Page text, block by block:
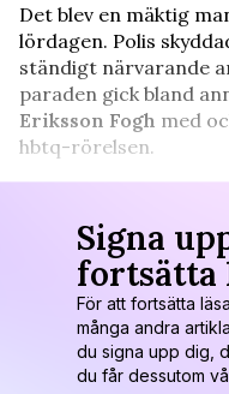
Det blev en mäktig
lördagen. Polis
ständigt närvarande
paraden gick bland
Eriksson Fogh med
hbtq-rörelsen.
Signa
fortsätta
För att fortsätta
många andra
du signa upp dig,
du får dessutom